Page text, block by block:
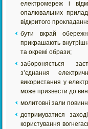
електромереж і
опалювальних
відкритого
бути вкрай
прикрашають
та окремі образи;
забороняється
з’єднання
використання у
може призвести до
молитовні зали
дотримуватися
користування